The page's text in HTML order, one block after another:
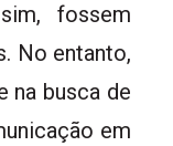
fossem
No entanto,
na busca de
em